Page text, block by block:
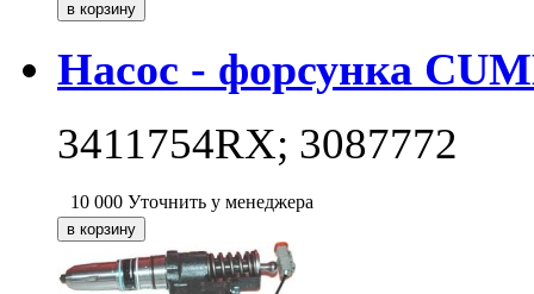
Насос - форсунка
3411754RX; 3087772
10 000 Уточнить у менеджера